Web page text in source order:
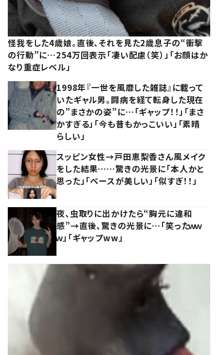
怪我をした4歳娘。直後、それを見た2歳息子の“衝撃
の行動”に…254万回表示「凄い配慮（笑）」「お顔はか
なり重症レベル」
1998年『一世を風靡した雑誌』に載って
いたギャル男。闘病を経て転身した現在
の”まさかの姿”に…「ギャップ！！」「まさ
かすぎる」「今も昔もかっこいい」「素晴
らしい」
スッピン女性→戸田恵梨香さん風メイク
をした結果……驚きの光景に「本人かと
思った」「ベースが美しい」「似すぎ！！」
夜、虫取りに出かけたら“胸元に違和
感”→直後、驚きの光景に…「笑ったｗｗ
ｗ」「ギャップww」